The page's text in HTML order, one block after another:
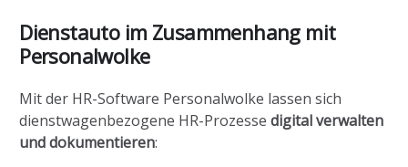
Dienstauto im Zusammenhang mit
Personalwolke
Mit der HR-Software Personalwolke lassen sich
dienstwagenbezogene HR-Prozessedigital verwalten
und dokumentieren: